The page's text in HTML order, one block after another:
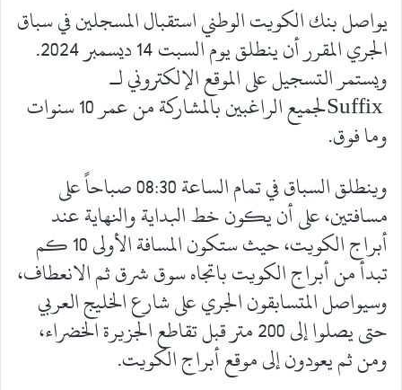
يواصل بنك الكويت الوطني استقبال المسجلين في سباق
الجري المقرر أن ينطلق يوم السبت 14 ديسمبر 2024.
ويستمر التسجيل على الموقع الإلكتروني لـ
Suffixلجميع الراغبين بالمشاركة من عمر 10 سنوات
وما فوق.
وينطلق السباق في تمام الساعة 08:30 صباحاً على
مسافتين، على أن يكون خط البداية والنهاية عند
أبراج الكويت، حيث ستكون المسافة الأولى 10 كم
تبدأ من أبراج الكويت باتجاه سوق شرق ثم الانعطاف،
وسيواصل المتسابقون الجري على شارع الخليج العربي
حتى يصلوا إلى 200 متر قبل تقاطع الجزيرة الخضراء،
ومن ثم يعودون إلى موقع أبراج الكويت.